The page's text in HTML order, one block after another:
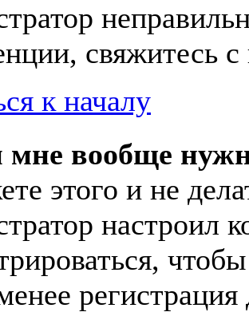
свяжитесь
к началу
мне вообще
этого и не